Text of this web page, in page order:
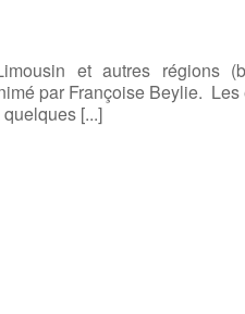
et autres régions
par Françoise Beylie. Les
[...]